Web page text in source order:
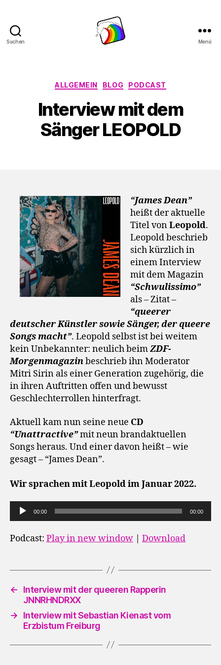
Suchen Menü
Kategorien
ALLGEMEIN BLOG PODCAST
Interview mit dem
Sänger LEOPOLD
“James Dean”
heißt der aktuelle
Titel vonLeopold.
Leopold beschrieb
sich kürzlich in
einem Interview
mit dem Magazin
“Schwulissimo”
als – Zitat –
“queerer
deutscher Künstler sowie Sänger, der queere
Songs macht”. Leopold selbst ist bei weitem
kein Unbekannter: neulich beimZDF-
Morgenmagazinbeschrieb ihn Moderator
Mitri Sirin als einer Generation zugehörig, die
in ihren Auftritten offen und bewusst
Geschlechterrollen hinterfragt.
Aktuell kam nun seine neue CD
“Unattractive”mit neun brandaktuellen
Songs heraus. Und einer davon heißt – wie
gesagt – “James Dean”.
Wir sprachen mit Leopold im Januar 2022.
u
d
-
P
a
00:00 00:00
Podcast: Play in new window Download
←
Interview mit der queeren Rapperin
JNNRHNDRXX
→
Interview mit Sebastian Kienast vom
Erzbistum Freiburg